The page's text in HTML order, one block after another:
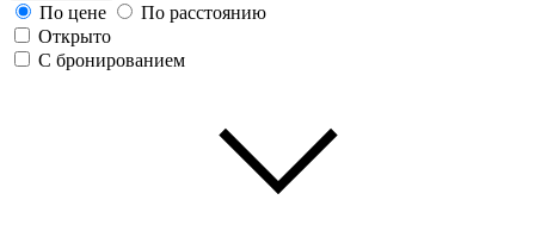
По цене
По расстоянию
Открыто
С бронированием